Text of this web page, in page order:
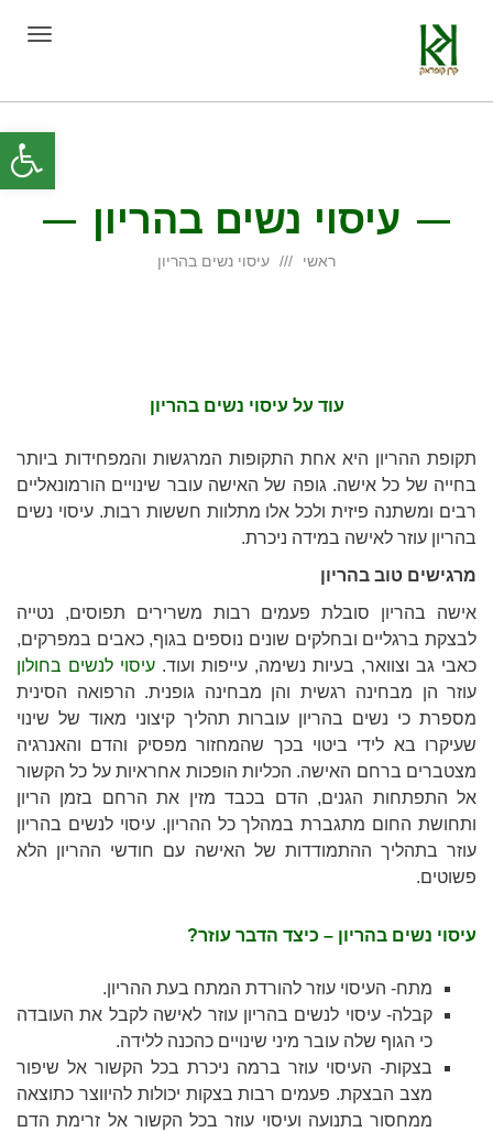
עיסוי נשים בהריון
ראשי עיסוי נשים בהריון
עוד על עיסוי נשים בהריון
תקופת ההריון היא אחת התקופות המרגשות והמפחידות ביותר
בחייה של כל אישה. גופה של האישה עובר שינויים הורמונאליים
רבים ומשתנה פיזית ולכל אלו מתלוות חששות רבות. עיסוי נשים
בהריון עוזר לאישה במידה ניכרת.
מרגישים טוב בהריון
אישה בהריון סובלת פעמים רבות משרירים תפוסים, נטייה
לבצקת ברגליים ובחלקים שונים נוספים בגוף, כאבים במפרקים,
כאבי גב וצוואר, בעיות נשימה, עייפות ועוד. עיסוי לנשים בחולון
עוזר הן מבחינה רגשית והן מבחינה גופנית. הרפואה הסינית
מספרת כי נשים בהריון עוברות תהליך קיצוני מאוד של שינוי
שעיקרו בא לידי ביטוי בכך שהמחזור מפסיק והדם והאנרגיה
מצטברים ברחם האישה. הכליות הופכות אחראיות על כל הקשור
אל התפתחות הגנים, הדם בכבד מזין את הרחם בזמן הריון
ותחושת החום מתגברת במהלך כל ההריון. עיסוי לנשים בהריון
עוזר בתהליך ההתמודדות של האישה עם חודשי ההריון הלא
פשוטים.
עיסוי נשים בהריון – כיצד הדבר עוזר?
מתח- העיסוי עוזר להורדת המתח בעת ההריון.
קבלה- עיסוי לנשים בהריון עוזר לאישה לקבל את העובדה
כי הגוף שלה עובר מיני שינויים כהכנה ללידה.
בצקות- העיסוי עוזר ברמה ניכרת בכל הקשור אל שיפור
מצב הבצקת. פעמים רבות בצקות יכולות להיווצר כתוצאה
ממחסור בתנועה ועיסוי עוזר בכל הקשור אל זרימת הדם